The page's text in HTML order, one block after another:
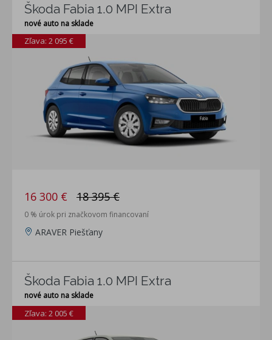
Škoda Fabia 1.0 MPI Extra
nové auto na sklade
Zľava: 2 095 €
16 300 € 18 395 €
0 % úrok pri značkovom financovaní
ARAVER Piešťany
Škoda Fabia 1.0 MPI Extra
nové auto na sklade
Zľava: 2 005 €